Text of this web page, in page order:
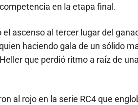
en la etapa final.
ascenso al tercer lugar del
haciendo gala de un sólido
que perdió ritmo a raíz de
al rojo en la serie RC4 que